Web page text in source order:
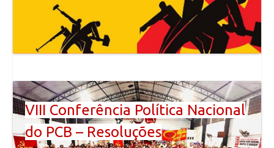
VIII Conferência Política Nacional
do PCB – Resoluções